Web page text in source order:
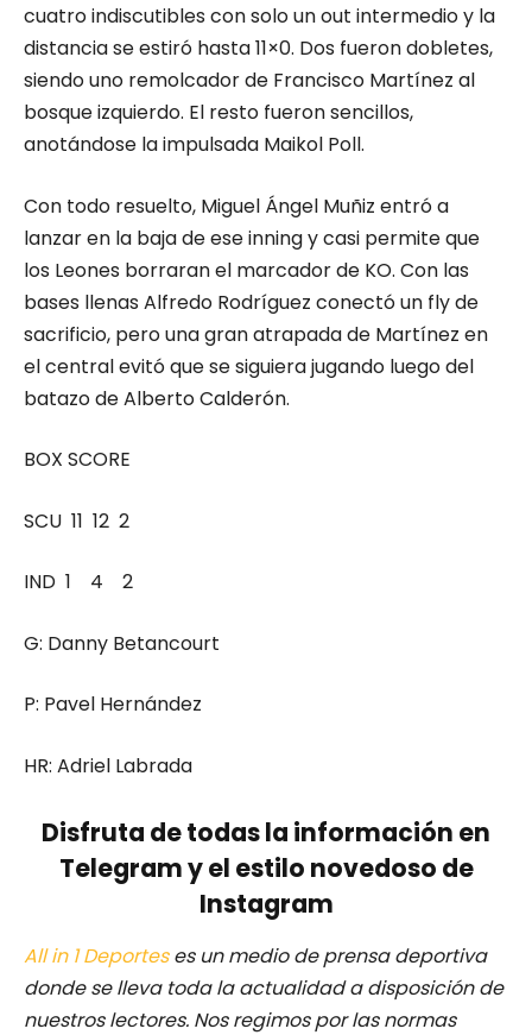
cuatro indiscutibles con solo un out intermedio y la
distancia se estiró hasta 11×0. Dos fueron dobletes,
siendo uno remolcador de Francisco Martínez al
bosque izquierdo. El resto fueron sencillos,
anotándose la impulsada Maikol Poll.
Con todo resuelto, Miguel Ángel Muñiz entró a
lanzar en la baja de ese inning y casi permite que
los Leones borraran el marcador de KO. Con las
bases llenas Alfredo Rodríguez conectó un fly de
sacrificio, pero una gran atrapada de Martínez en
el central evitó que se siguiera jugando luego del
batazo de Alberto Calderón.
BOX SCORE
SCU 11 12 2
IND 1 4 2
G: Danny Betancourt
P: Pavel Hernández
HR: Adriel Labrada
Disfruta de todas la información en
Telegram y el estilo novedoso de
Instagram
All in 1 Deporteses un medio de prensa deportiva
donde se lleva toda la actualidad a disposición de
nuestros lectores. Nos regimos por las normas